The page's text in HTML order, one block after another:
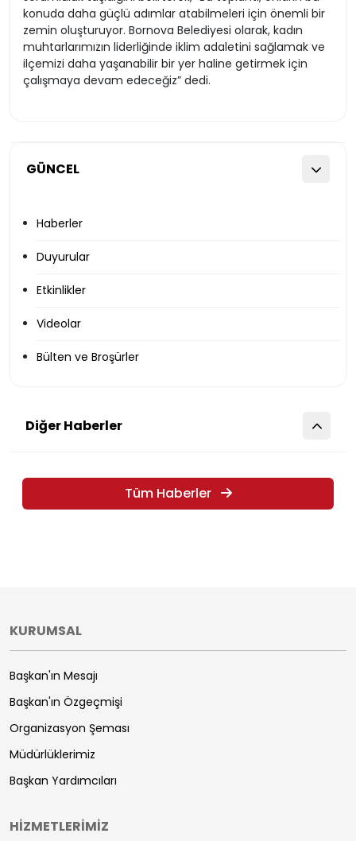
GÜNCEL
Haberler
Duyurular
Etkinlikler
Videolar
Bülten ve Broşürler
konuda daha güçlü adımlar atabilmeleri için önemli bir
zemin oluşturuyor. Bornova Belediyesi olarak, kadın
muhtarlarımızın liderliğinde iklim adaletini sağlamak ve
ilçemizi daha yaşanabilir bir yer haline getirmek için
çalışmaya devam edeceğiz” dedi.
Diğer Haberler
Tüm Haberler
KURUMSAL
Başkan'ın Mesajı
Başkan'ın Özgeçmişi
Organizasyon Şeması
Müdürlüklerimiz
Başkan Yardımcıları
HİZMETLERİMİZ